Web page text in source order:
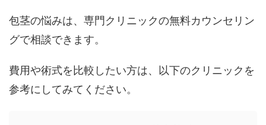
包茎の悩みは、専門クリニックの無料カウンセリン
グで相談できます。
費用や術式を比較したい方は、以下のクリニックを
参考にしてみてください。